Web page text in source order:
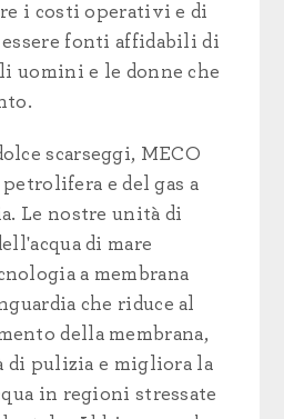
i costi operativi e di
fonti affidabili di
uomini e le donne che
scarseggi, MECO
e del gas a
Le nostre unità di
di mare
a membrana
che riduce al
della membrana,
di pulizia e migliora la
in regioni stressate